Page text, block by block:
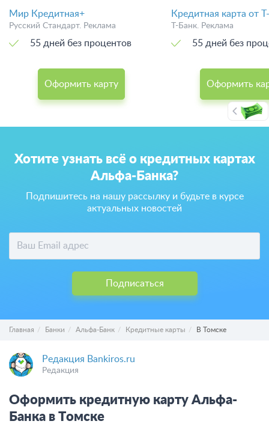
Мир Кредитная+
Русский Стандарт. Реклама
55 дней без процентов
Оформить карту
Кредитная карта от
Т-Банк. Реклама
55 дней без
Оформить
Хотите узнать всё о кредитных картах
Альфа-Банка?
Подпишитесь на нашу рассылку и будьте в курсе
актуальных новостей
Подписаться
Главная Банки Альфа-Банк Кредитные карты В Томске
Редакция Bankiros.ru
Редакция
Оформить кредитную карту Альфа-
Банка в Томске